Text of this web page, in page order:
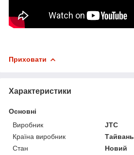
Приховати
Характеристики
Основні
Виробник
JTC
Країна виробник
Тайвань
Стан
Новий